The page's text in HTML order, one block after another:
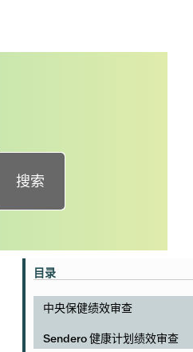
搜索
目录
中央保健绩效审查
Sendero 健康计划绩效审查